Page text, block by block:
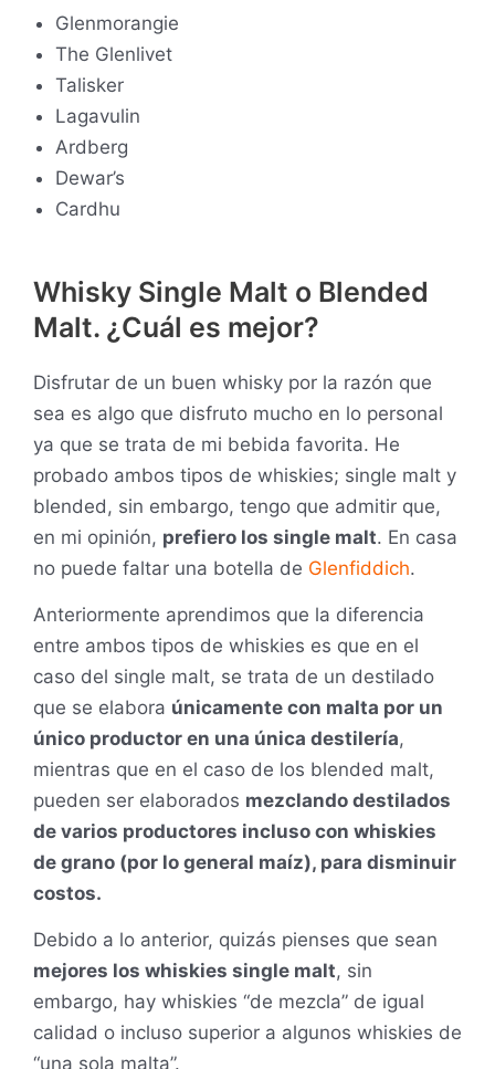
Glenmorangie
The Glenlivet
Talisker
Lagavulin
Ardberg
Dewar’s
Cardhu
Whisky Single Malt o Blended
Malt. ¿Cuál es mejor?
Disfrutar de un buen whisky por la razón que
sea es algo que disfruto mucho en lo personal
ya que se trata de mi bebida favorita. He
probado ambos tipos de whiskies; single malt y
blended, sin embargo, tengo que admitir que,
en mi opinión, prefiero los single malt. En casa
no puede faltar una botella de Glenfiddich.
Anteriormente aprendimos que la diferencia
entre ambos tipos de whiskies es que en el
caso del single malt, se trata de un destilado
que se elabora únicamente con malta por un
único productor en una única destilería,
mientras que en el caso de los blended malt,
pueden ser elaborados mezclando destilados
de varios productores incluso con whiskies
de grano (por lo general maíz), para disminuir
costos.
Debido a lo anterior, quizás pienses que sean
mejores los whiskies single malt, sin
embargo, hay whiskies “de mezcla” de igual
calidad o incluso superior a algunos whiskies de
“una sola malta”.